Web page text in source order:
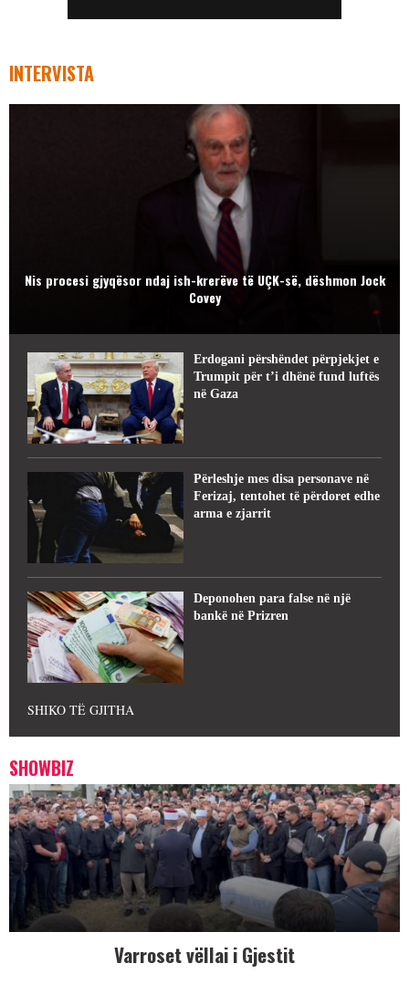
INTERVISTA
Nis procesi gjyqësor ndaj ish-krerëve të UÇK-së, dëshmon Jock
Covey
Erdogani përshëndet përpjekjet e
Trumpit për t’i dhënë fund luftës
në Gaza
Përleshje mes disa personave në
Ferizaj, tentohet të përdoret edhe
arma e zjarrit
Deponohen para false në një
bankë në Prizren
SHIKO TË GJITHA
SHOWBIZ
Varroset vëllai i Gjestit